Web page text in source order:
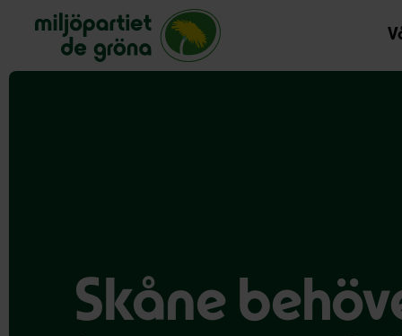
Miljöpartiet de gröna, startsida
Skåne